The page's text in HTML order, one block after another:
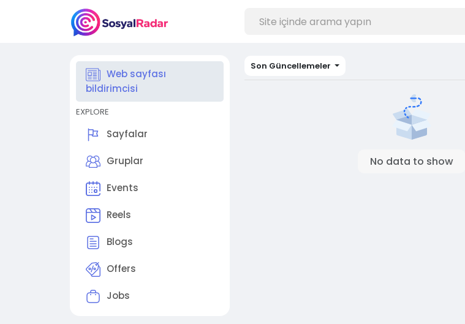
Web sayfası
bildirimcisi
EXPLORE
Sayfalar
Gruplar
Events
Reels
Blogs
Offers
Jobs
Son Güncellemeler
No data to show